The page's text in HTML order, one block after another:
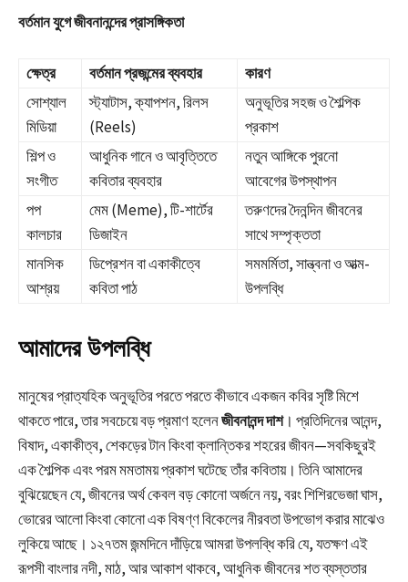
বর্তমান যুগে জীবনানন্দের প্রাসঙ্গিকতা
ক্ষেত্র বর্তমান প্রজন্মের ব্যবহার
কারণ
সোশ্যাল
মিডিয়া
স্ট্যাটাস, ক্যাপশন, রিলস
(Reels)
অনুভূতির সহজ ও শৈল্পিক
প্রকাশ
শিল্প ও
সংগীত
আধুনিক গানে ও আবৃত্তিতে
কবিতার ব্যবহার
নতুন আঙ্গিকে পুরনো
আবেগের উপস্থাপন
পপ
কালচার
মেম (Meme), টি-শার্টের
ডিজাইন
তরুণদের দৈনন্দিন জীবনের
সাথে সম্পৃক্ততা
মানসিক
আশ্রয়
ডিপ্রেশন বা একাকীত্বে
কবিতা পাঠ
সমমর্মিতা, সান্ত্বনা ও আত্ম-
উপলব্ধি
আমাদের উপলব্ধি
মানুষের প্রাত্যহিক অনুভূতির পরতে পরতে কীভাবে একজন কবির সৃষ্টি মিশে
থাকতে পারে, তার সবচেয়ে বড় প্রমাণ হলেনজীবনানন্দ দাশ। প্রতিদিনের আনন্দ,
বিষাদ, একাকীত্ব, শেকড়ের টান কিংবা ক্লান্তিকর শহরের জীবন—সবকিছুরই
এক শৈল্পিক এবং পরম মমতাময় প্রকাশ ঘটেছে তাঁর কবিতায়। তিনি আমাদের
বুঝিয়েছেন যে, জীবনের অর্থ কেবল বড় কোনো অর্জনে নয়, বরং শিশিরভেজা ঘাস,
ভোরের আলো কিংবা কোনো এক বিষণ্ণ বিকেলের নীরবতা উপভোগ করার মাঝেও
লুকিয়ে আছে। ১২৭তম জন্মদিনে দাঁড়িয়ে আমরা উপলব্ধি করি যে, যতক্ষণ এই
রূপসী বাংলার নদী, মাঠ, আর আকাশ থাকবে, আধুনিক জীবনের শত ব্যস্ততার